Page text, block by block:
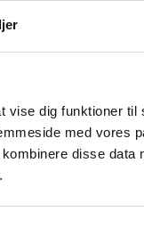
dig funktioner
med vores
disse data